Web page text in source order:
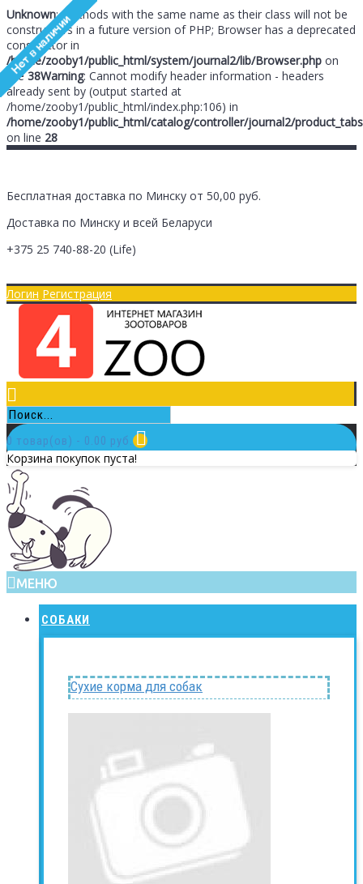
Unknown: Methods with the same name as their class will not be
constructors in a future version of PHP; Browser has a deprecated
constructor in
/home/zooby1/public_html/system/journal2/lib/Browser.php on
line38Warning: Cannot modify header information - headers
already sent by (output started at
/home/zooby1/public_html/index.php:106) in
/home/zooby1/public_html/catalog/controller/journal2/
on line 28
Бесплатная доставка по Минску от 50,00 руб.
Доставка по Минску и всей Беларуси
+375 25 740-88-20 (Life)
Логин Регистрация
0 товар(ов) - 0.00 руб.
Корзина покупок пуста!
МЕНЮ
СОБАКИ
Сухие корма для собак